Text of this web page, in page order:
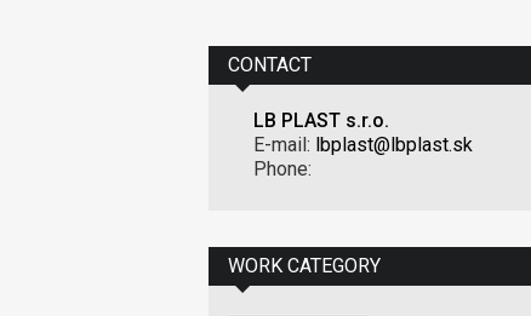
CONTACT
LB PLAST s.r.o.
E-mail: lbplast@lbplast.sk
Phone:
WORK CATEGORY